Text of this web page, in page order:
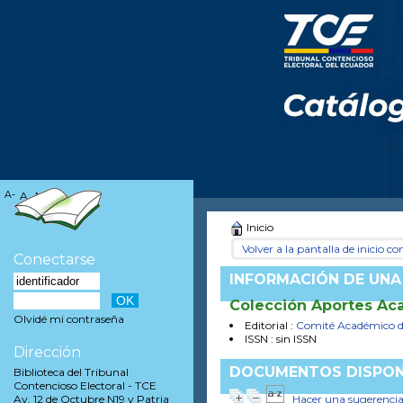
Inicio
Volver a la pantalla de inicio
INFORMACIÓN DE
Colección Aportes
Editorial : Comité Académico
ISSN : sin ISSN
DOCUMENTOS
Hacer una sugerencia
A- A A+
Conectarse
Olvidé mi contraseña
Dirección
Biblioteca del Tribunal
Contencioso Electoral - TCE
Av. 12 de Octubre N19 y Patria